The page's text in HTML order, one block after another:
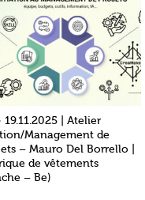
19.11.2025 | Atelier
Management de
– Mauro Del Borrello |
de vêtements
– Be)